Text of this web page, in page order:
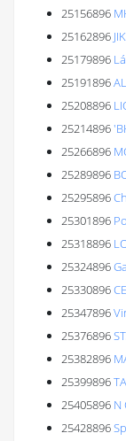
25156896
25162896
25179896
25191896
25208896
25214896
25266896
25289896
25295896
25301896
25318896
25324896
25330896
25347896
25376896
25382896
25399896
25405896 N
25428896